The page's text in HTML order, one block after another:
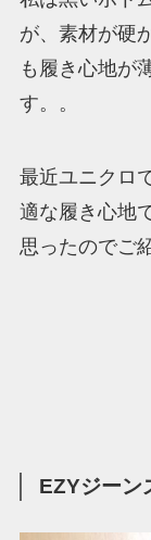
が、素材が硬
も履き心地が
す。。
最近ユニクロ
適な履き心地
思ったのでご
EZYジーン